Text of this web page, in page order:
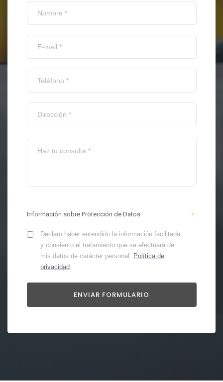
Información sobre Protección de Datos
Declaro haber entendido la información facilitada
y consiento el tratamiento que se efectuará de
mis datos de carácter personal. Política de
privacidad.